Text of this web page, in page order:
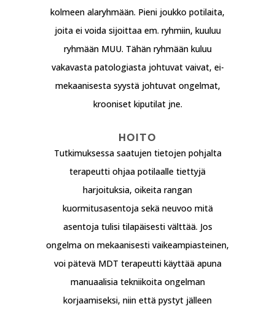
kolmeen alaryhmään. Pieni joukko potilaita,
joita ei voida sijoittaa em. ryhmiin, kuuluu
ryhmään MUU. Tähän ryhmään kuluu
vakavasta patologiasta johtuvat vaivat, ei-
mekaanisesta syystä johtuvat ongelmat,
krooniset kiputilat jne.
HOITO
Tutkimuksessa saatujen tietojen pohjalta
terapeutti ohjaa potilaalle tiettyjä
harjoituksia, oikeita rangan
kuormitusasentoja sekä neuvoo mitä
asentoja tulisi tilapäisesti välttää. Jos
ongelma on mekaanisesti vaikeampiasteinen,
voi pätevä MDT terapeutti käyttää apuna
manuaalisia tekniikoita ongelman
korjaamiseksi, niin että pystyt jälleen